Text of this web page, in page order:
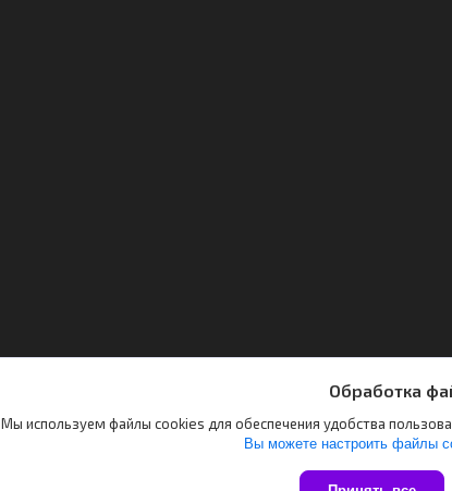
Обработка
Мы используем файлы cookies для обеспечения удобства
Вы можете настроить файлы